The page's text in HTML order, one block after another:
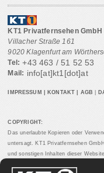
KT1 Privatfernsehen GmbH
Villacher Straße 161
9020 Klagenfurt am
Tel: +43 463 / 51 52 53
Mail: info[at]kt1[dot]at
IMPRESSUM KONTAKT AGB
COPYRIGHT:
Das unerlaubte Kopieren oder
untersagt. KT1 Privatfernsehen
und sonstigen Inhalten dieser